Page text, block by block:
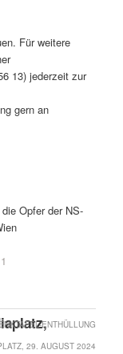
Für weitere
13) jederzeit zur
gern an
Opfer der NS-
ENTHÜLLUNG
29. AUGUST 2024